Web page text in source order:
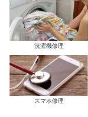
洗濯機修理
スマホ修理